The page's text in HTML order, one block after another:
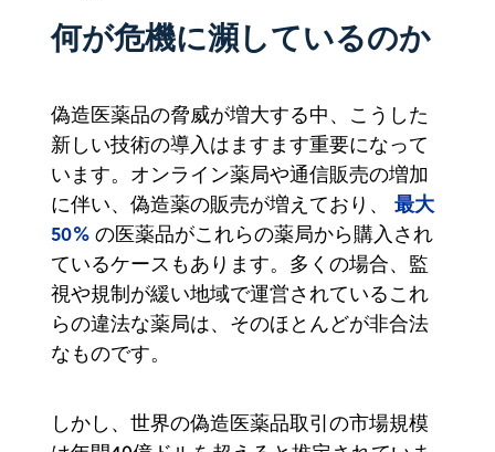
何が危機に瀕しているのか
偽造医薬品の脅威が増大する中、こうした
新しい技術の導入はますます重要になって
います。オンライン薬局や通信販売の増加
に伴い、偽造薬の販売が増えており、 最大
50% の医薬品がこれらの薬局から購入され
ているケースもあります。多くの場合、監
視や規制が緩い地域で運営されているこれ
らの違法な薬局は、そのほとんどが非合法
なものです。
しかし、世界の偽造医薬品取引の市場規模